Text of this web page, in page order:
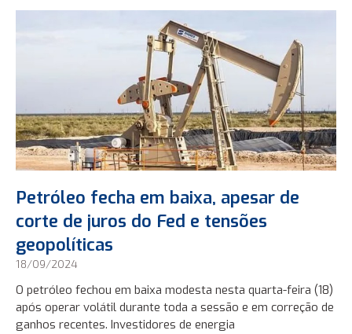
Petróleo fecha em baixa, apesar de
corte de juros do Fed e tensões
geopolíticas
18/09/2024
O petróleo fechou em baixa modesta nesta quarta-feira (18)
após operar volátil durante toda a sessão e em correção de
ganhos recentes. Investidores de energia